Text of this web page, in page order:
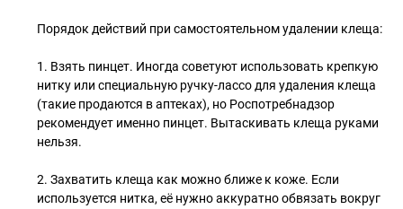
Порядок действий при самостоятельном удалении клеща:
1. Взять пинцет. Иногда советуют использовать крепкую
нитку или специальную ручку-лассо для удаления клеща
(такие продаются в аптеках), но Роспотребнадзор
рекомендует именно пинцет. Вытаскивать клеща руками
нельзя.
2. Захватить клеща как можно ближе к коже. Если
используется нитка, её нужно аккуратно обвязать вокруг